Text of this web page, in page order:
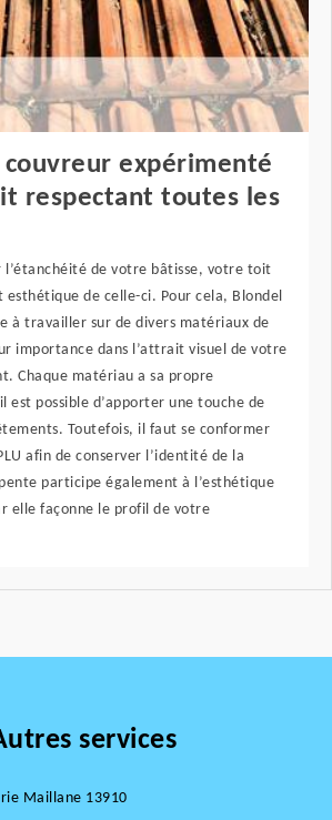
expérimenté
respectant toutes les
l’étanchéité de votre bâtisse, votre toit
esthétique de celle-ci. Pour cela, Blondel
à travailler sur de divers matériaux de
importance dans l’attrait visuel de votre
Chaque matériau a sa propre
est possible d’apporter une touche de
Toutefois, il faut se conformer
afin de conserver l’identité de la
participe également à l’esthétique
elle façonne le profil de votre
services
Maillane 13910